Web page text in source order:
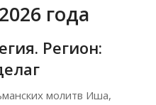
года
Регион:
молитв Иша,